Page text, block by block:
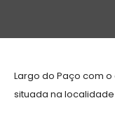
Largo do Paço com
situada na